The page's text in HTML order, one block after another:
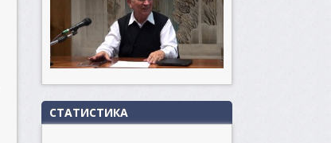
СТАТИСТИКА